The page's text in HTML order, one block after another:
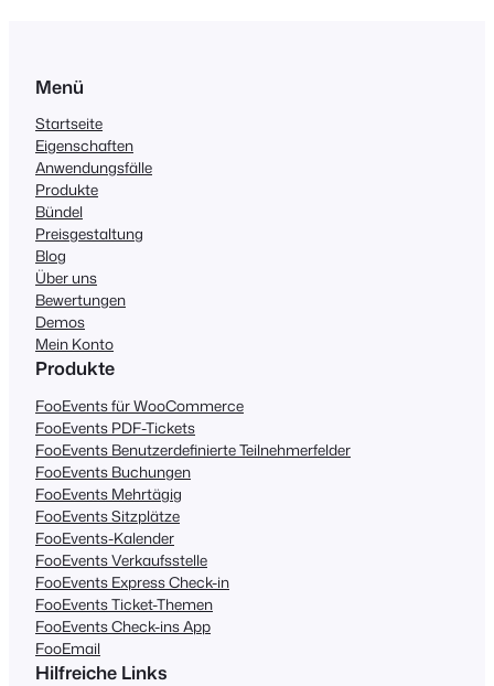
Menü
Startseite
Eigenschaften
Anwendungsfälle
Produkte
Bündel
Preisgestaltung
Blog
Über uns
Bewertungen
Demos
Mein Konto
Produkte
FooEvents für WooCommerce
FooEvents PDF-Tickets
FooEvents Benutzerdefinierte Teilnehmerfelder
FooEvents Buchungen
FooEvents Mehrtägig
FooEvents Sitzplätze
FooEvents-Kalender
FooEvents Verkaufsstelle
FooEvents Express Check-in
FooEvents Ticket-Themen
FooEvents Check-ins App
FooEmail
Hilfreiche Links